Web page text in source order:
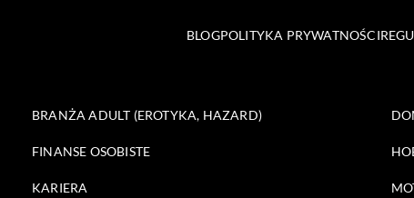
BLOGPOLITYKA PRYWATNOŚCI
BRANŻA ADULT (EROTYKA, HAZARD)
FINANSE OSOBISTE
KARIERA